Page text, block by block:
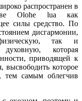
распространен в
Olohe lua как
силы средство. По
дисгармонии,
так и
которая
приводящей к
высвободить которое
самым облегчив